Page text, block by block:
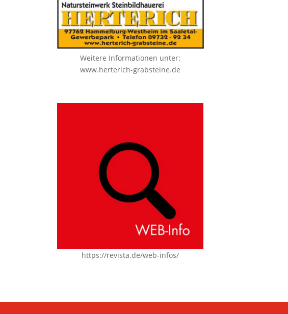
Weitere Informationen unter:
www.herterich-grabsteine.de
https://revista.de/web-infos/